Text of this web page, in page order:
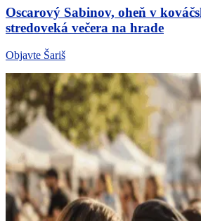
Oscarový Sabinov, oheň v
stredoveká večera na hrade
Objavte Šariš